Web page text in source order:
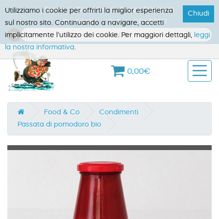
Forum Ricettario
Gruppo Facebook
CHI SIAMO
FAQ CONTATTI
0,00€
Food & Co
Condimenti
Passata di pomodoro bio
Chiudi
Utilizziamo i cookie per offrirti la miglior esperienza
sul nostro sito. Continuando a navigare, accetti
implicitamente l'utilizzo dei cookie. Per maggiori dettagli, leggi
la nostra informativa.